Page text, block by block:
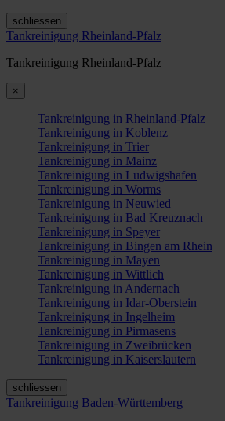
schliessen
Tankreinigung Rheinland-Pfalz
Tankreinigung Rheinland-Pfalz
×
Tankreinigung in Rheinland-Pfalz
Tankreinigung in Koblenz
Tankreinigung in Trier
Tankreinigung in Mainz
Tankreinigung in Ludwigshafen
Tankreinigung in Worms
Tankreinigung in Neuwied
Tankreinigung in Bad Kreuznach
Tankreinigung in Speyer
Tankreinigung in Bingen am Rhein
Tankreinigung in Mayen
Tankreinigung in Wittlich
Tankreinigung in Andernach
Tankreinigung in Idar-Oberstein
Tankreinigung in Ingelheim
Tankreinigung in Pirmasens
Tankreinigung in Zweibrücken
Tankreinigung in Kaiserslautern
schliessen
Tankreinigung Baden-Württemberg